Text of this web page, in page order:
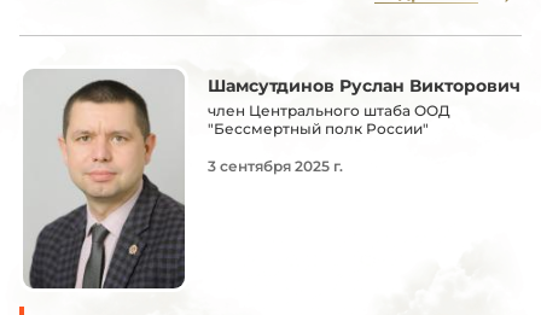
Шамсутдинов Руслан Викторович
член Центрального штаба ООД
"Бессмертный полк России"
3 сентября 2025 г.